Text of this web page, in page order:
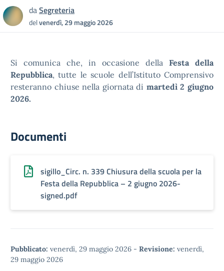
daSegreteria
delvenerdì, 29 maggio 2026
Si comunica che, in occasione della Festa della
Repubblica, tutte le scuole dell’Istituto Comprensivo
resteranno chiuse nella giornata di martedì 2 giugno
2026.
Documenti
sigillo_Circ. n. 339 Chiusura della scuola per la
Festa della Repubblica – 2 giugno 2026-
signed.pdf
Pubblicato: venerdì, 29 maggio 2026 - Revisione: venerdì,
29 maggio 2026